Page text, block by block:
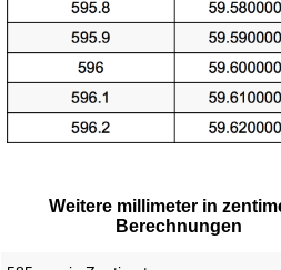
Weitere millimeter in
Berechnungen